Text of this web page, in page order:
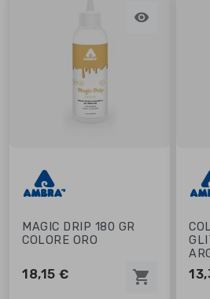

MAGIC DRIP 180 GR
COLORE ORO
18,15 € shopping_cart